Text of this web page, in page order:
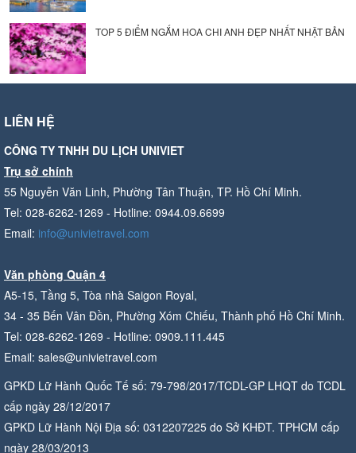
TOP 5 ĐIỂM NGẮM HOA CHI ANH ĐẸP NHẤT NHẬT BẢN
LIÊN HỆ
CÔNG TY TNHH DU LỊCH UNIVIET
Trụ sở chính
55 Nguyễn Văn Linh, Phường Tân Thuận, TP. Hồ Chí Minh.
Tel: 028-6262-1269 - Hotline: 0944.09.6699
Email: info@univietravel.com
Văn phòng Quận 4
A5-15, Tầng 5, Tòa nhà Saigon Royal,
34 - 35 Bến Vân Đồn, Phường Xóm Chiếu, Thành phố Hồ Chí Minh.
Tel: 028-6262-1269 - Hotline: 0909.111.445
Email: sales@univietravel.com
GPKD Lữ Hành Quốc Tế số: 79-798/2017/TCDL-GP LHQT do TCDL
cấp ngày 28/12/2017
GPKD Lữ Hành Nội Địa số: 0312207225 do Sở KHĐT. TPHCM cấp
ngày 28/03/2013